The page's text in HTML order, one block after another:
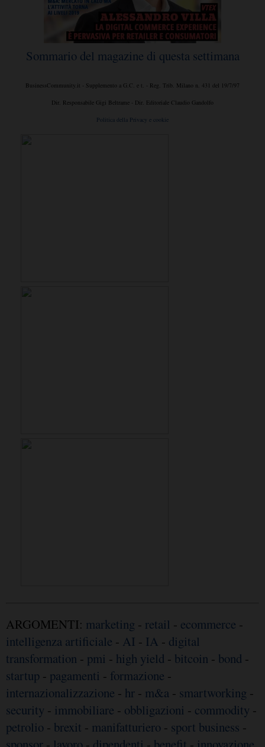
Sommario del magazine di questa settimana
BusinessCommunity.it - Supplemento a G.C. e t. - Reg. Trib. Milano n. 431 del 19/7/97
Dir. Responsabile Gigi Beltrame - Dir. Editoriale Claudio Gandolfo
Politica della Privacy e cookie
ARGOMENTI: marketing - retail - ecommerce -
intelligenza artificiale - AI - IA - digital
transformation - pmi - high yield - bitcoin - bond -
startup - pagamenti - formazione -
internazionalizzazione - hr - m&a - smartworking -
security - immobiliare - obbligazioni - commodity -
petrolio - brexit - manifatturiero - sport business -